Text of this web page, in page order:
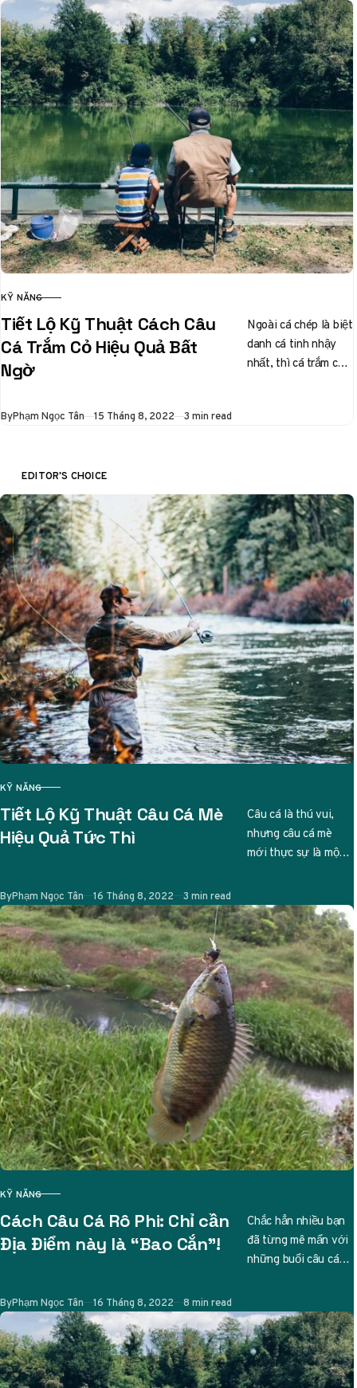
CATEGORY
KỸ NĂNG
Tiết Lộ Kỹ Thuật Cách Câu
Cá Trắm Cỏ Hiệu Quả Bất
Ngờ
Ngoài cá chép là biệt
danh cá tinh nhậy
nhất, thì cá trắm cỏ
ByPhạm Ngọc Tân Published
15 Tháng 8, 2022 3 min read
EDITOR'S CHOICE
CATEGORY
KỸ NĂNG
Tiết Lộ Kỹ Thuật Câu Cá Mè
Hiệu Quả Tức Thì
Câu cá là thú vui,
nhưng câu cá mè
mới thực sự là một
ByPhạm Ngọc Tân Published
16 Tháng 8, 2022 3 min read
CATEGORY
KỸ NĂNG
Cách Câu Cá Rô Phi: Chỉ cần
Địa Điểm này là “Bao Cắn”!
Chắc hẳn nhiều bạn
đã từng mê mẩn với
những buổi câu cá
ByPhạm Ngọc Tân Published
16 Tháng 8, 2022 8 min read